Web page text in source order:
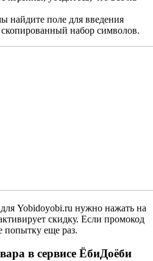
найдите поле для введения
скопированный набор символов.
Yobidoyobi.ru нужно нажать на
скидку. Если промокод
попытку еще раз.
в сервисе ЁбиДоёби